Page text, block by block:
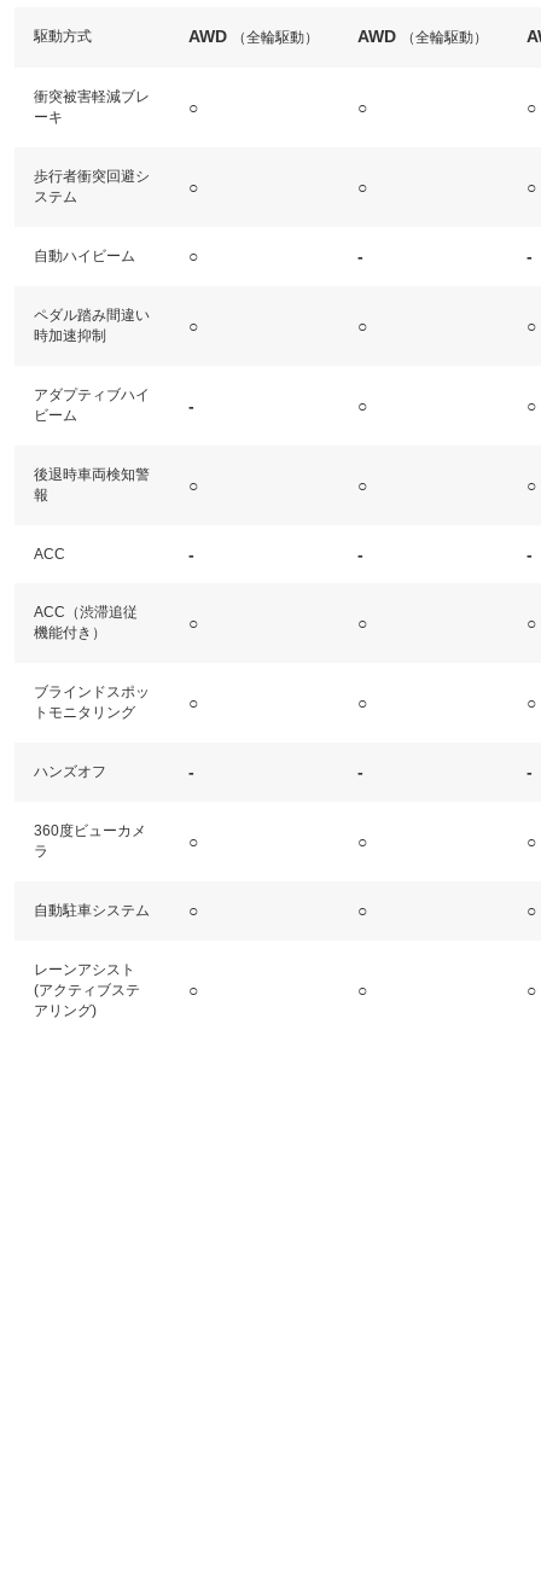
駆動方式 AWD （全輪駆動） AWD （全輪駆動）
衝突被害軽減ブレ
ーキ
○ ○ ○
歩行者衝突回避シ
ステム
○ ○ ○
自動ハイビーム ○ - -
ペダル踏み間違い
時加速抑制
○ ○ ○
アダプティブハイ
ビーム
- ○ ○
後退時車両検知警
報
○ ○ ○
ACC - - -
ACC（渋滞追従
機能付き）
○ ○ ○
ブラインドスポッ
トモニタリング
○ ○ ○
ハンズオフ - - -
360度ビューカメ
ラ
○ ○ ○
自動駐車システム ○ ○ ○
レーンアシスト
(アクティブステ
アリング)
○ ○ ○